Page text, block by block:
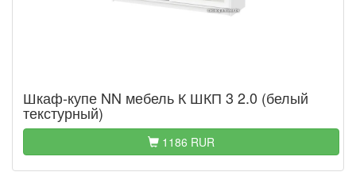
Шкаф-купе NN мебель К ШКП 3 2.0 (белый
текстурный)
1186 RUR